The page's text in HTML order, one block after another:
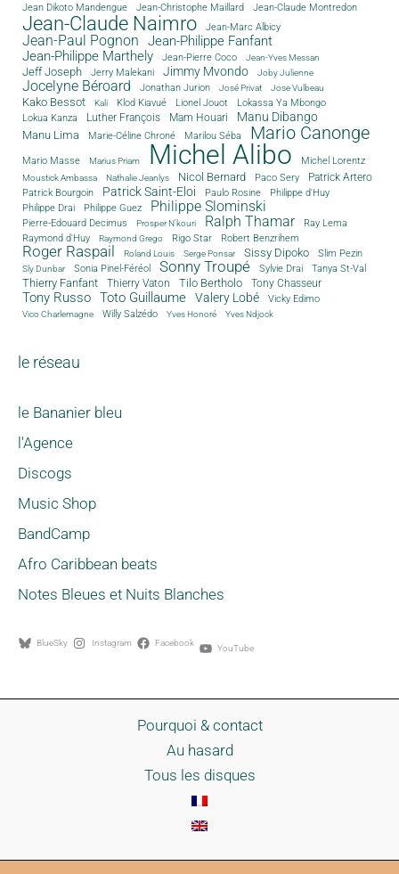
Jean Dikoto Mandengue Jean-Christophe Maillard Jean-Claude Montredon
Jean-Claude Naimro Jean-Marc Albicy
Jean-Paul Pognon
Jean-Philippe Fanfant
Jean-Philippe Marthely
Jean-Pierre Coco Jean-Yves Messan
Jeff Joseph Jerry Malekani Jimmy Mvondo Joby Julienne
Jocelyne Béroard Jonathan Jurion José Privat Jose Vulbeau
Kako Bessot Kali Klod Kiavué Lionel Jouot
Lokassa Ya Mbongo
Lokua Kanza
Luther François Mam Houari Manu Dibango
Manu Lima Marie-Céline Chroné Marilou Séba Mario Canonge
Mario Masse Marius Priam Michel Alibo Michel Lorentz
Moustick Ambassa Nathalie Jeanlys Nicol Bernard Paco Sery
Patrick Artero
Patrick Bourgoin
Patrick Saint-Eloi Paulo Rosine
Philippe d'Huy
Philippe Drai
Philippe Guez Philippe Slominski
Pierre-Edouard Decimus Prosper N'kouri Ralph Thamar
Ray Lema
Raymond d'Huy
Raymond Grego Rigo Star Robert Benzrihem
Roger Raspail Roland Louis Serge Ponsar Sissy Dipoko Slim Pezin
Sly Dunbar Sonia Pinel-Féréol Sonny Troupé Sylvie Drai Tanya St-Val
Thierry Fanfant Thierry Vaton Tilo Bertholo Tony Chasseur
Tony Russo Toto Guillaume Valery Lobé Vicky Edimo
Vico Charlemagne Willy Salzédo Yves Honoré Yves Ndjock
le réseau
le Bananier bleu
l'Agence
Discogs
Music Shop
BandCamp
Afro Caribbean beats
Notes Bleues et Nuits Blanches
BlueSky Instagram Facebook YouTube
Pourquoi & contact
Au hasard
Tous les disques